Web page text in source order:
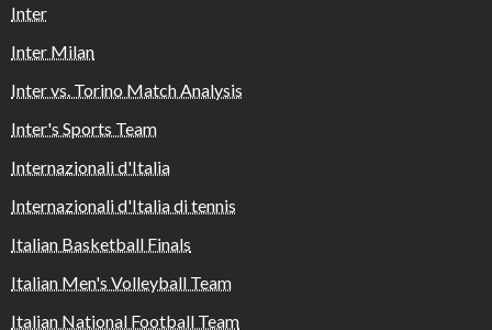
Inter
Inter Milan
Inter vs. Torino Match Analysis
Inter's Sports Team
Internazionali d'Italia
Internazionali d'Italia di tennis
Italian Basketball Finals
Italian Men's Volleyball Team
Italian National Football Team